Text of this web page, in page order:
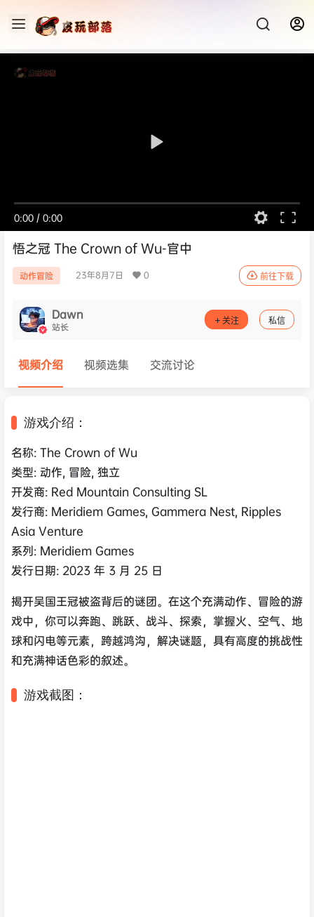
0:00 / 0:00
悟之冠 The Crown of Wu-官中
动作冒险 23年8月7日 0 前往下载
Dawn
站长 关注 私信
视频介绍 视频选集 交流讨论
游戏介绍：
名称: The Crown of Wu
类型: 动作, 冒险, 独立
开发商: Red Mountain Consulting SL
发行商: Meridiem Games, Gammera Nest, Ripples
Asia Venture
系列: Meridiem Games
发行日期: 2023 年 3 月 25 日
揭开吴国王冠被盗背后的谜团。在这个充满动作、冒险的游
戏中，你可以奔跑、跳跃、战斗、探索，掌握火、空气、地
球和闪电等元素，跨越鸿沟，解决谜题，具有高度的挑战性
和充满神话色彩的叙述。
游戏截图：